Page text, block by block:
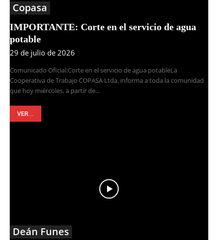
Copasa
IMPORTANTE: Corte en el servicio de agua
potable
29 de julio de 2026
Comunicado Oficial:Corte en el servicio de agua potableLa
Cooperativa de Trabajo COPASA Ltda. informa a toda la comunidad
que hoy miércoles, a partir de...
VER...
Deán Funes